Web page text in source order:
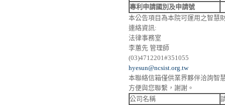
專利申請國別及申請號
本公告項目為本院可運用之智慧
連絡資訊:
法律事務室
李蕙先 管理師
(03)4712201#351055
hyesun@ncsist.org.tw
本聯絡信箱僅供業界夥伴洽詢智
方便與您聯繫，謝謝。
公司名稱